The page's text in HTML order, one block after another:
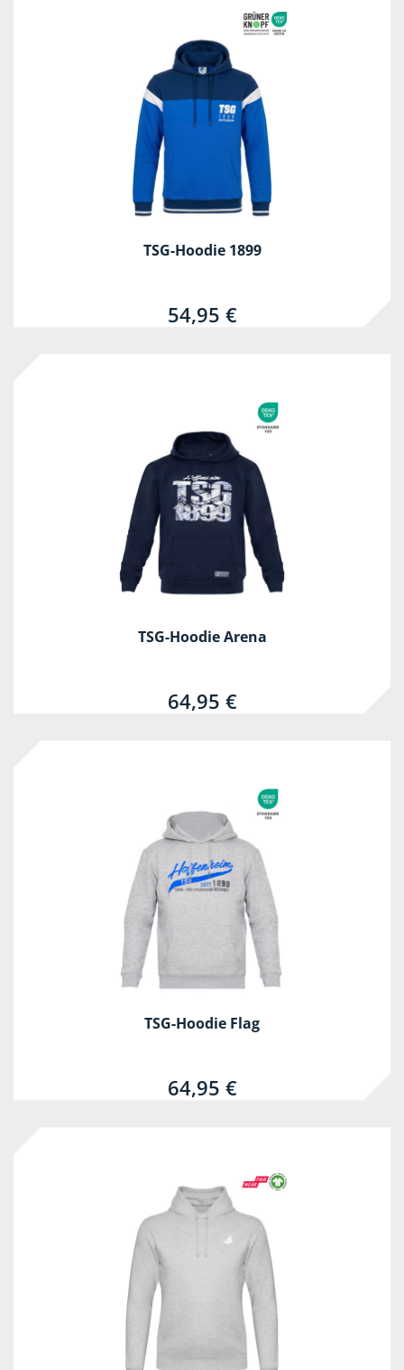
TSG-Hoodie 1899
54,95 €
TSG-Hoodie Arena
64,95 €
TSG-Hoodie Flag
64,95 €